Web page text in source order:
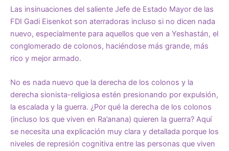
Las insinuaciones del saliente Jefe de Estado Mayor de las
FDI Gadi Eisenkot son aterradoras incluso si no dicen nada
nuevo, especialmente para aquellos que ven a Yeshastán, el
conglomerado de colonos, haciéndose más grande, más
rico y mejor armado.
No es nada nuevo que la derecha de los colonos y la
derecha sionista-religiosa estén presionando por expulsión,
la escalada y la guerra. ¿Por qué la derecha de los colonos
(incluso los que viven en Ra’anana) quieren la guerra? Aquí
se necesita una explicación muy clara y detallada porque los
niveles de represión cognitiva entre las personas que viven